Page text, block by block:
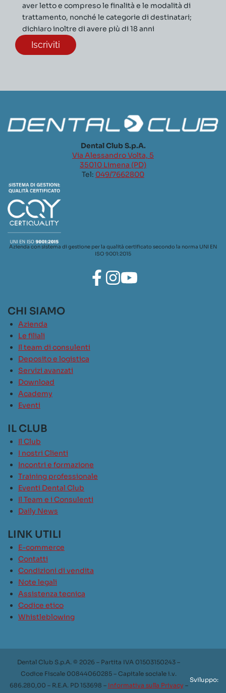
aver letto e compreso le finalità e le modalità di
trattamento, nonché le categorie di destinatari;
dichiaro inoltre di avere più di 18 anni
Dental Club S.p.A.
Via Alessandro Volta, 5
35010 Limena (PD)
Tel: 049/7662800
Azienda con sistema di gestione per la qualità certificato secondo la norma UNI EN
ISO 9001:2015
CHI SIAMO
Azienda
Le filiali
Il team di consulenti
Deposito e logistica
Servizi avanzati
Download
Academy
Eventi
IL CLUB
Il Club
I nostri Clienti
Incontri e formazione
Training professionale
Eventi Dental Club
Il Team e i Consulenti
Daily News
LINK UTILI
E-commerce
Contatti
Condizioni di vendita
Note legali
Assistenza tecnica
Codice etico
Whistleblowing
Dental Club S.p.A. © 2026 – Partita IVA 01503150243 –
Codice Fiscale 00844060285 – Capitale sociale i.v.
686.280,00 – R.E.A. PD 153698 – Informativa sulla Privacy –
Sviluppo: